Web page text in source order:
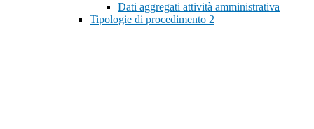
Dati aggregati attività amministrativa
Tipologie di procedimento 2